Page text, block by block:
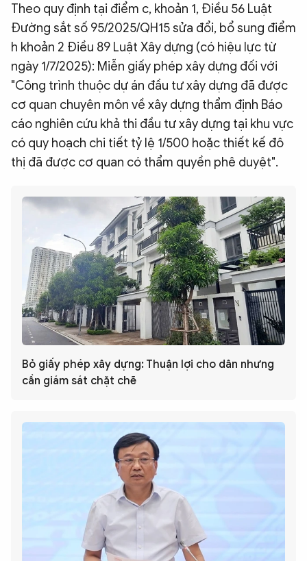
Theo quy định tại điểm c, khoản 1, Điều 56 Luật
Đường sắt số 95/2025/QH15 sửa đổi, bổ sung điểm
h khoản 2 Điều 89 Luật Xây dựng (có hiệu lực từ
ngày 1/7/2025): Miễn giấy phép xây dựng đối với
"Công trình thuộc dự án đầu tư xây dựng đã được
cơ quan chuyên môn về xây dựng thẩm định Báo
cáo nghiên cứu khả thi đầu tư xây dựng tại khu vực
có quy hoạch chi tiết tỷ lệ 1/500 hoặc thiết kế đô
thị đã được cơ quan có thẩm quyền phê duyệt".
Bỏ giấy phép xây dựng: Thuận lợi cho dân nhưng
cần giám sát chặt chẽ